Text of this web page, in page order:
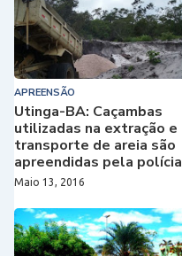
APREENSÃO
Utinga-BA: Caçambas
utilizadas na extração e
transporte de areia são
apreendidas pela polícia
Maio 13, 2016